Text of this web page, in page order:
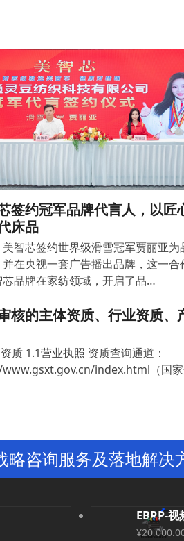
签约冠军品牌代言人，以匠
床品
智芯签约世界级滑雪冠军贾丽亚为
在央视一套广告播出品牌，这一合
品牌在家纺领域，开启了品…
核的主体资质、行业资质、
质 1.1营业执照 资质查询通道：
index.html（国
咨询服务及落地解决
EBRP-
¥